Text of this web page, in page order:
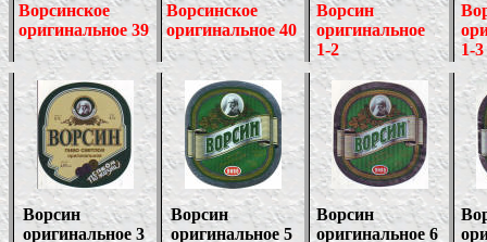
Ворсинское
оригинальное 39
Ворсинское
оригинальное 40
Ворсин
оригинальное
1-2
1-3
Ворсин
оригинальное 3
Ворсин
оригинальное 5
Ворсин
оригинальное 6